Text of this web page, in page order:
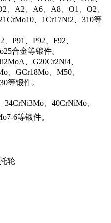
、A2、A6、A8、O1、O2、
、1Cr17Ni2、310等
P91、P92、F92、
合金等锻件。
、G20Cr2Ni4、
、GCr18Mo、M50、
等锻件。
、40CrNiMo、
6等锻件。